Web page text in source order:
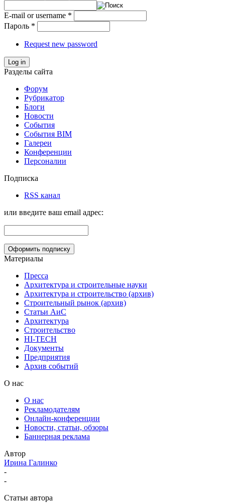
E-mail or username *
Пароль *
Request new password
Log in
Разделы сайта
Форум
Рубрикатор
Блоги
Новости
События
События BIM
Галереи
Конференции
Персоналии
Подписка
RSS канал
или введите ваш email адрес:
Материалы
Пресса
Архитектура и строительные науки
Архитектура и строительство (архив)
Строительный рынок (архив)
Статьи АиС
Архитектура
Строительство
HI-TECH
Документы
Предприятия
Архив событий
О нас
О нас
Рекламодателям
Онлайн-конференции
Новости, статьи, обзоры
Баннерная реклама
Автор
Ирина Галинко
-
-
Статьи автора